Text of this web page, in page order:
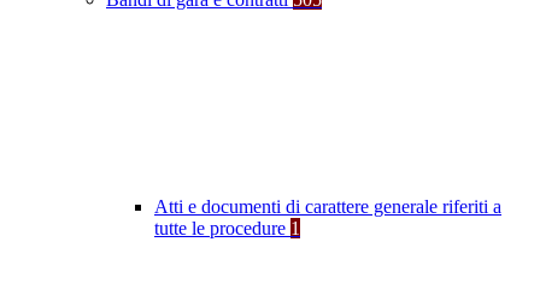
Atti e documenti di carattere generale riferiti a
tutte le procedure 1